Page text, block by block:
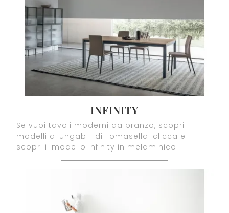
INFINITY
Se vuoi tavoli moderni da pranzo, scopri i
modelli allungabili di Tomasella: clicca e
scopri il modello Infinity in melaminico.